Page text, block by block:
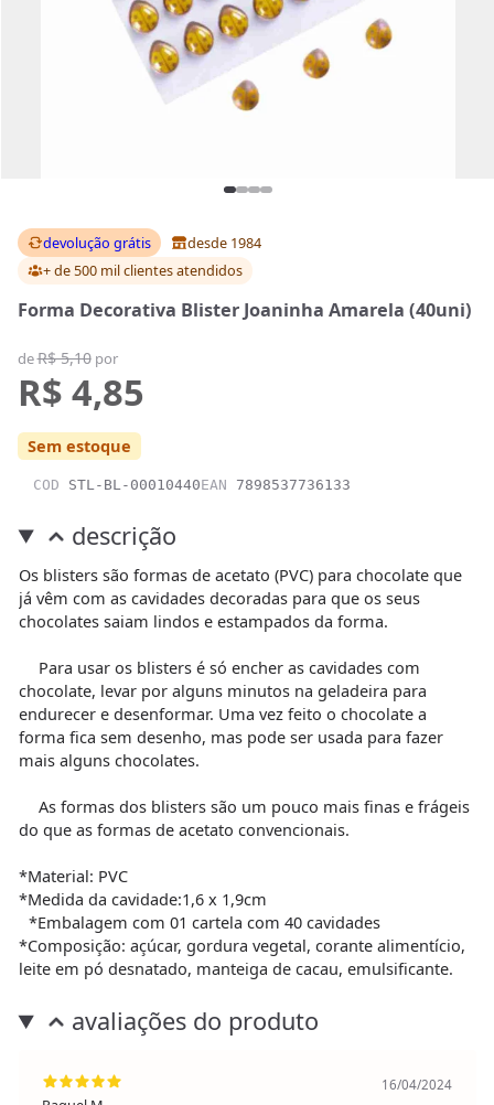
devolução grátis
desde 1984
+ de 500 mil clientesatendidos
Forma Decorativa Blister Joaninha Amarela (40uni)
deR$ 5,10por
R$ 4,85
Sem estoque
COD STL-BL-00010440EAN 7898537736133
descrição
Os blisters são formas de acetato (PVC) para chocolate que
já vêm com as cavidades decoradas para que os seus
chocolates saiam lindos e estampados da forma.
Para usar os blisters é só encher as cavidades com
chocolate, levar por alguns minutos na geladeira para
endurecer e desenformar. Uma vez feito o chocolate a
forma fica sem desenho, mas pode ser usada para fazer
mais alguns chocolates.
As formas dos blisters são um pouco mais finas e frágeis
do que as formas de acetato convencionais.
*Material: PVC
*Medida da cavidade:1,6 x 1,9cm
*Embalagem com 01 cartela com 40 cavidades
*Composição: açúcar, gordura vegetal, corante alimentício,
leite em pó desnatado, manteiga de cacau, emulsificante.
avaliações do produto
16/04/2024